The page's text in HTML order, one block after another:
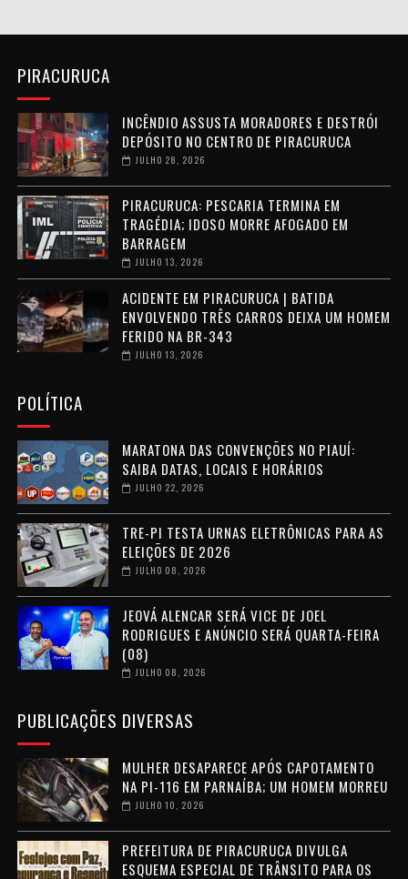
PIRACURUCA
INCÊNDIO ASSUSTA MORADORES E DESTRÓI
DEPÓSITO NO CENTRO DE PIRACURUCA
JULHO 28, 2026
PIRACURUCA: PESCARIA TERMINA EM
TRAGÉDIA; IDOSO MORRE AFOGADO EM
BARRAGEM
JULHO 13, 2026
ACIDENTE EM PIRACURUCA | BATIDA
ENVOLVENDO TRÊS CARROS DEIXA UM HOMEM
FERIDO NA BR-343
JULHO 13, 2026
POLÍTICA
MARATONA DAS CONVENÇÕES NO PIAUÍ:
SAIBA DATAS, LOCAIS E HORÁRIOS
JULHO 22, 2026
TRE-PI TESTA URNAS ELETRÔNICAS PARA AS
ELEIÇÕES DE 2026
JULHO 08, 2026
JEOVÁ ALENCAR SERÁ VICE DE JOEL
RODRIGUES E ANÚNCIO SERÁ QUARTA-FEIRA
(08)
JULHO 08, 2026
PUBLICAÇÕES DIVERSAS
MULHER DESAPARECE APÓS CAPOTAMENTO
NA PI-116 EM PARNAÍBA; UM HOMEM MORREU
JULHO 10, 2026
PREFEITURA DE PIRACURUCA DIVULGA
ESQUEMA ESPECIAL DE TRÂNSITO PARA OS